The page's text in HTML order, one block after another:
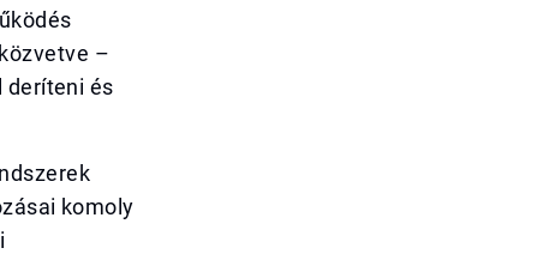
–
deríteni és
komoly